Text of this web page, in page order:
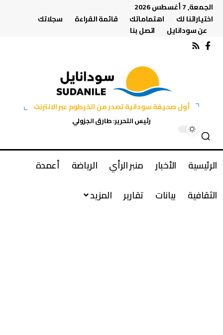
الجمعة, 7 أغسطس 2026
اختياراتنا لك
اهتماماتك قائمة القراءة
سجلاتك
عن سودانايل
اتصل بنا
أول صحيفة سودانية تصدر من الخرطوم عبر الانترنت
رئيس التحرير: طارق الجزولي
الرئيسية الأخبار منبر الرأي الرياضة
أعمدة
الثقافية
بيانات تقارير المزيد